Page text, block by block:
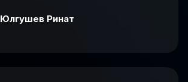
Юлгушев Ринат